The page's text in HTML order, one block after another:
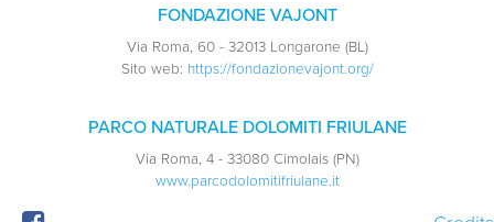
FONDAZIONE VAJONT
Via Roma, 60 - 32013 Longarone (BL)
Sito web: https://fondazionevajont.org/
PARCO NATURALE DOLOMITI FRIULANE
Via Roma, 4 - 33080 Cimolais (PN)
www.parcodolomitifriulane.it